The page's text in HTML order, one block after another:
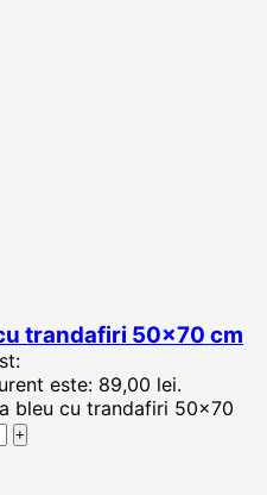
trandafiri 50×70 cm
este: 89,00 lei.
bleu cu trandafiri 50x70